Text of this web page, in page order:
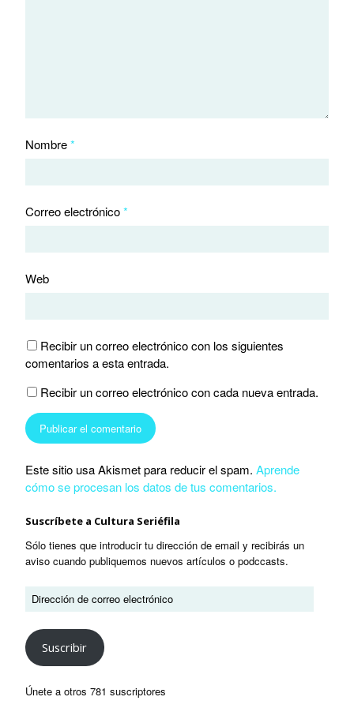
Nombre*
Correo electrónico*
Web
Recibir un correo electrónico con los siguientes
comentarios a esta entrada.
Recibir un correo electrónico con cada nueva entrada.
Este sitio usa Akismet para reducir el spam. Aprende
cómo se procesan los datos de tus comentarios.
Suscríbete a Cultura Seriéfila
Sólo tienes que introducir tu dirección de email y recibirás un
aviso cuando publiquemos nuevos artículos o podccasts.
Suscribir
Únete a otros 781 suscriptores